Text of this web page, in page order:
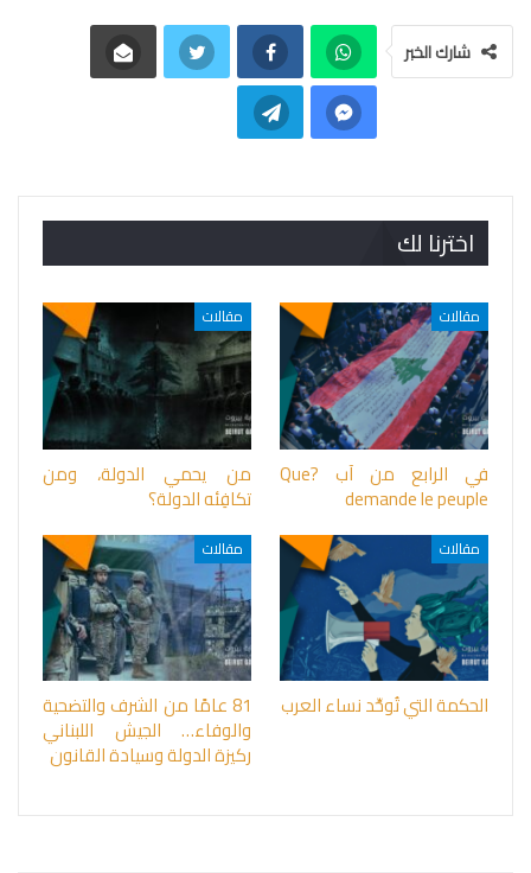
شارك الخبر
اخترنا لك
مقالات
في الرابع من آب ?Que
demande le peuple
مقالات
من يحمي الدولة، ومن
تكافِئه الدولة؟
مقالات
الحكمة التي تُوحِّد نساء العرب
مقالات
81 عامًا من الشرف والتضحية
والوفاء… الجيش اللبناني
ركيزة الدولة وسيادة القانون